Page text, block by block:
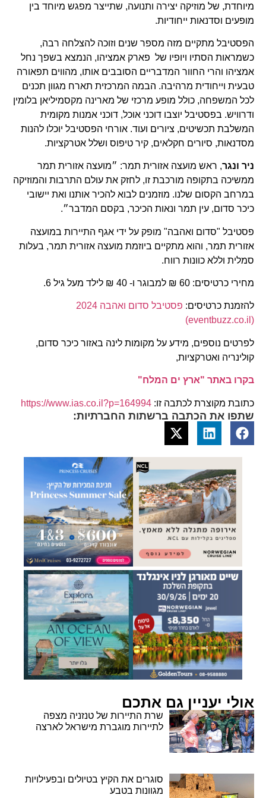
מיוחדת, של מוזיקה יצירה ותנועה, שתייצר מפגש מיוחד בין
מופעים וסדנאות ייחודיות.
הפסטיבל מתקיים מזה מספר שנים וזוכה להצלחה רבה,
כשמראות הסתיו ויופיו של פארק אמציהו, הנמצא בשפך נחל
אמציהו והרי החוור המדבריים הסובבים אותו, מהווים תפאורה
טבעית וייחודית מרהיבה. הבמה המרכזית תארח מגוון תכנים
לכל המשפחה, כולל מופע מרכזי של מארינה מקסמיליאן בלומין
ודרוויש. בפסטיבל יוצבו דוכני אוכל, דוכני אמנות מקומית
המשלבת תכשיטים, ציורים ועוד. אורחי הפסטיבל יוכלו להנות
מסדנאות, סיורים חקלאים, קיר טיפוס ושלל אטרקציות.
ניר ונגר, ראש מועצה אזורית תמר: ״מועצה אזורית תמר
ממשיכה בתקופה מורכבת זו, לחזק את עולם התרבות והמוזיקה
במרחב הקסום שלנו. מוזמנים לבוא להכיר אותנו ואת יישובי
כיכר סדום, עין תמר ונאות הכיכר, בקסם המדבר״.
פסטיבל "סדום ואהבה" מופק על ידי אגף התיירות במועצה
אזורית תמר, והוא מתקיים ביוזמת מועצה אזורית תמר, בעלות
סמלית וללא כוונות רווח.
מחירי כרטיסים: 60 ₪ למבוגר ו- 40 ₪ לילד מעל גיל 6.
להזמנת כרטיסים:
פסטיבל סדום ואהבה 2024
(eventbuzz.co.il)
לפרטים נוספים, מידע על מקומות לינה באזור כיכר סדום,
קולינריה ואטרקציות,
בקרו באתר "ארץ ים המלח"
כתובת מקוצרת לכתבה זו: https://www.ias.co.il?p=164994
שתפו את הכתבה ברשתות החברתיות:
אולי יעניין גם אתכם
שרת התיירות של טנזניה מצפה
לתיירות מוגברת מישראל לארצה
סוגרים את הקיץ בטיולים ובפעילויות
מגוונות בטבע